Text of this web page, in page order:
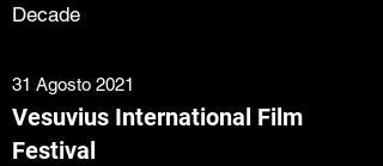
Decade
31 Agosto 2021
Vesuvius International Film
Festival